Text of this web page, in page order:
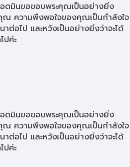
ดมินขอขอบพระคุณเป็นอย่างยิ่ง
ณ ความพึงพอใจของคุณเป็นกำลังใจ
ต่อไป และหวังเป็นอย่างยิ่งว่าจะได้
ค่ะ
ดมินขอขอบพระคุณเป็นอย่างยิ่ง
ณ ความพึงพอใจของคุณเป็นกำลังใจ
ต่อไป และหวังเป็นอย่างยิ่งว่าจะได้
ค่ะ